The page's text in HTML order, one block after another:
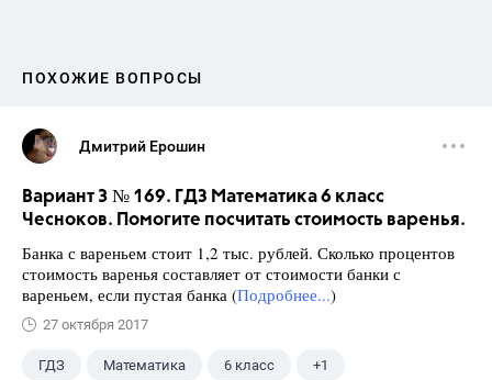
ПОХОЖИЕ ВОПРОСЫ
Дмитрий Ерошин
Вариант 3 № 169. ГДЗ Математика 6 класс
Чесноков. Помогите посчитать стоимость варенья.
Банка с вареньем стоит 1,2 тыс. рублей. Сколько процентов
стоимость варенья составляет от стоимости банки с
вареньем, если пустая банка (Подробнее...)
27 октября 2017
ГДЗ Математика 6 класс +1